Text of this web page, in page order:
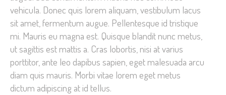
vehicula. Donec quis lorem aliquam, vestibulum lacus
sit amet, fermentum augue. Pellentesque id tristique
mi. Mauris eu magna est. Quisque blandit nunc metus,
ut sagittis est mattis a. Cras lobortis, nisi at varius
porttitor, ante leo dapibus sapien, eget malesuada arcu
diam quis mauris. Morbi vitae lorem eget metus
dictum adipiscing at id tellus.